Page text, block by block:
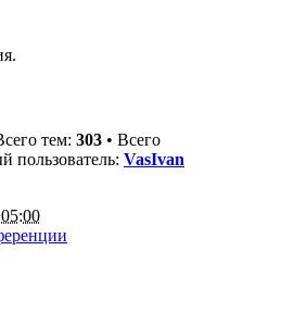
тем: 303 • Всего
пользователь: VasIvan